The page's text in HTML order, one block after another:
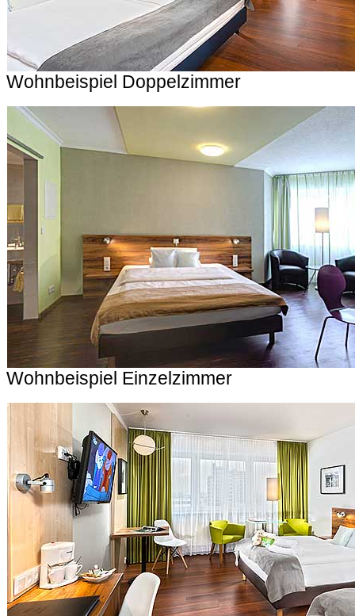
Wohnbeispiel Doppelzimmer
Wohnbeispiel Einzelzimmer